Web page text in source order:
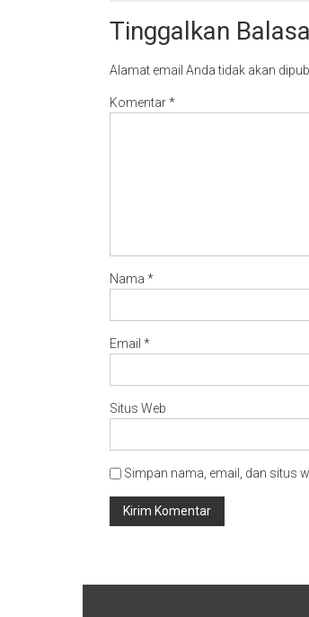
Tinggalkan
Alamat email Anda tidak akan
Komentar*
Nama *
Email *
Situs Web
Simpan nama, email, dan situs